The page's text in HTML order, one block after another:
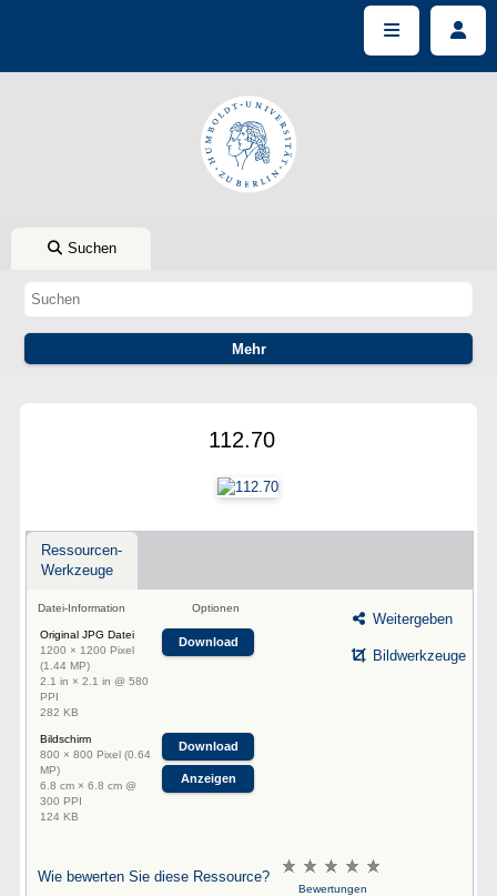
Suchen
112.70
Ressourcen-
Werkzeuge
Datei-Information Optionen
Original JPG Datei
1200 × 1200 Pixel
(1.44 MP)
2.1 in × 2.1 in @ 580
PPI
282 KB
Download
Bildschirm
800 × 800 Pixel (0.64
MP)
6.8 cm × 6.8 cm @
300 PPI
124 KB
Download
Anzeigen
Weitergeben
Bildwerkzeuge
Wie bewerten Sie diese Ressource?
Bewertungen